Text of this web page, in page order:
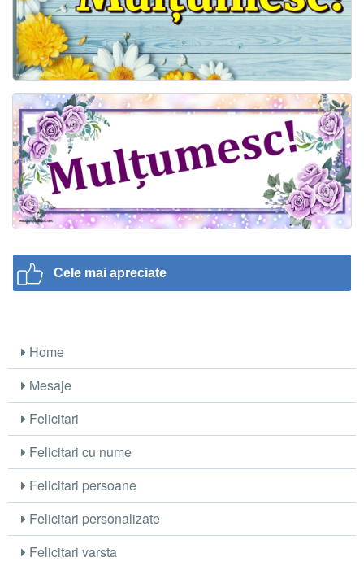
Cele mai apreciate
Home
Mesaje
Felicitari
Felicitari cu nume
Felicitari persoane
Felicitari personalizate
Felicitari varsta